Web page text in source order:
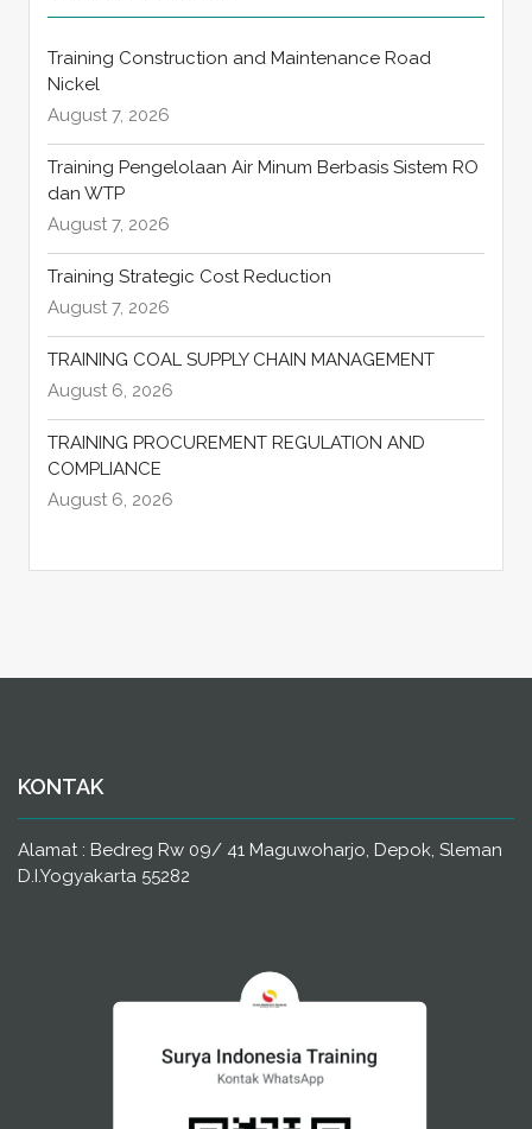
Training Construction and Maintenance Road
Nickel
August 7, 2026
Training Pengelolaan Air Minum Berbasis Sistem RO
dan WTP
August 7, 2026
Training Strategic Cost Reduction
August 7, 2026
TRAINING COAL SUPPLY CHAIN MANAGEMENT
August 6, 2026
TRAINING PROCUREMENT REGULATION AND
COMPLIANCE
August 6, 2026
KONTAK
Alamat : Bedreg Rw 09/ 41 Maguwoharjo, Depok, Sleman
D.I.Yogyakarta 55282